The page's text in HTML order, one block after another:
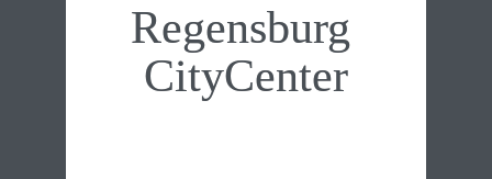
Regensburg
CityCenter